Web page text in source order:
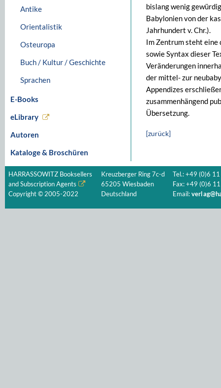
Antike
Orientalistik
Osteuropa
Buch / Kultur / Geschichte
Sprachen
E-Books
eLibrary
Autoren
Kataloge & Broschüren
bislang wenig
Babylonien von der
Jahrhundert v. Chr.).
Im Zentrum steht
sowie Syntax dieser
Veränderungen
der mittel- zur
Appendizes
zusammenhängend
Übersetzung.
[zurück]
HARRASSOWITZ Booksellers
and Subscription Agents
Copyright © 2005-2022
Kreuzberger Ring 7c-d
65205 Wiesbaden
Deutschland
Tel.: +49 (0)6
Fax: +49 (0)6
Email: